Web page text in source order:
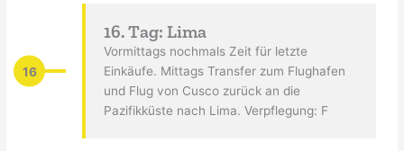
16
16. Tag: Lima
Vormittags nochmals Zeit für letzte
Einkäufe. Mittags Transfer zum Flughafen
und Flug von Cusco zurück an die
Pazifikküste nach Lima. Verpflegung: F